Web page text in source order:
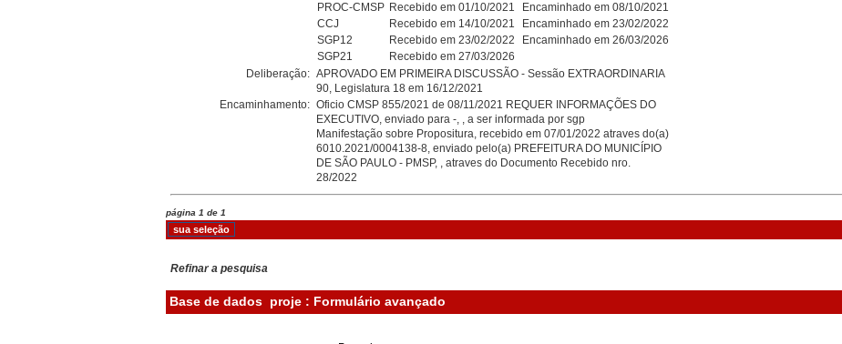
PROC-CMSP Recebido em 01/10/2021
Encaminhado em 08/10/2021
CCJ
Recebido em 14/10/2021
Encaminhado em 23/02/2022
SGP12
Recebido em 23/02/2022
Encaminhado em 26/03/2026
SGP21
Recebido em 27/03/2026
Deliberação: APROVADO EM PRIMEIRA DISCUSSÃO - Sessão EXTRAORDINARIA
90, Legislatura 18 em 16/12/2021
Encaminhamento: Oficio CMSP 855/2021 de 08/11/2021 REQUER INFORMAÇÕES DO
EXECUTIVO, enviado para -, , a ser informada por sgp
Manifestação sobre Propositura, recebido em 07/01/2022 atraves do(a)
6010.2021/0004138-8, enviado pelo(a) PREFEITURA DO MUNICÍPIO
DE SÃO PAULO - PMSP, , atraves do Documento Recebido nro.
28/2022
página 1 de 1
Refinar a pesquisa
Base de dados proje : Formulário avançado